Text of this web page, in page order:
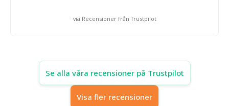
via Recensioner från Trustpilot
Se alla våra recensioner på Trustpilot
Visa fler recensioner